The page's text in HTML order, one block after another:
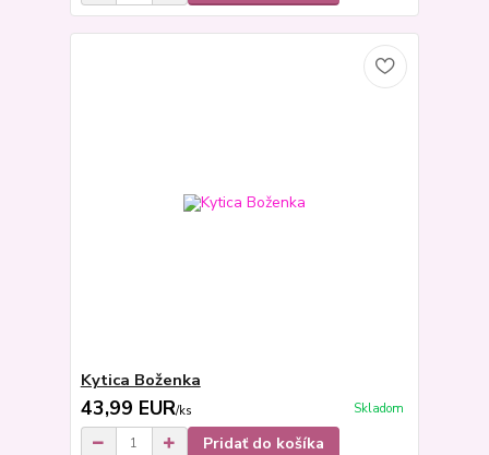
Kytica Boženka
43,99 EUR/ks Skladom
Pridať do košíka